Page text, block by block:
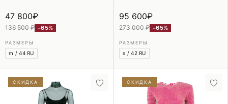
47 800₽
136 500 ₽ −65%
РАЗМЕРЫ
m / 44 RU
95 600₽
273 000 ₽ −65%
РАЗМЕРЫ
s / 42 RU
СКИДКА СКИДКА